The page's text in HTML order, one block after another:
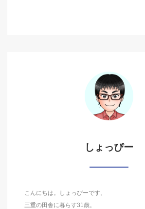
しょっぴー
こんにちは。しょっぴーです。
三重の田舎に暮らす31歳。